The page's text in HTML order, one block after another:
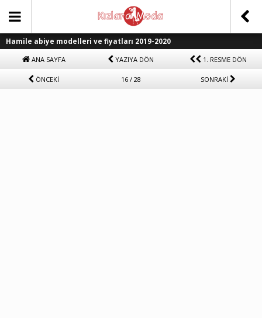
Hamile abiye modelleri ve fiyatları 2019-2020
ANA SAYFA YAZIYA DÖN 1. RESME DÖN
ÖNCEKİ 16 / 28 SONRAKİ